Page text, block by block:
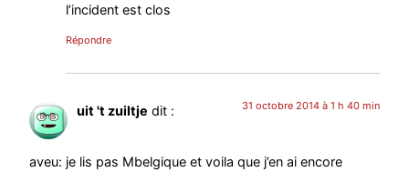
l’incident est clos
Répondre
uit 't zuiltje dit : 31 octobre 2014 à 1 h 40 min
aveu: je lis pas Mbelgique et voila que j’en ai encore